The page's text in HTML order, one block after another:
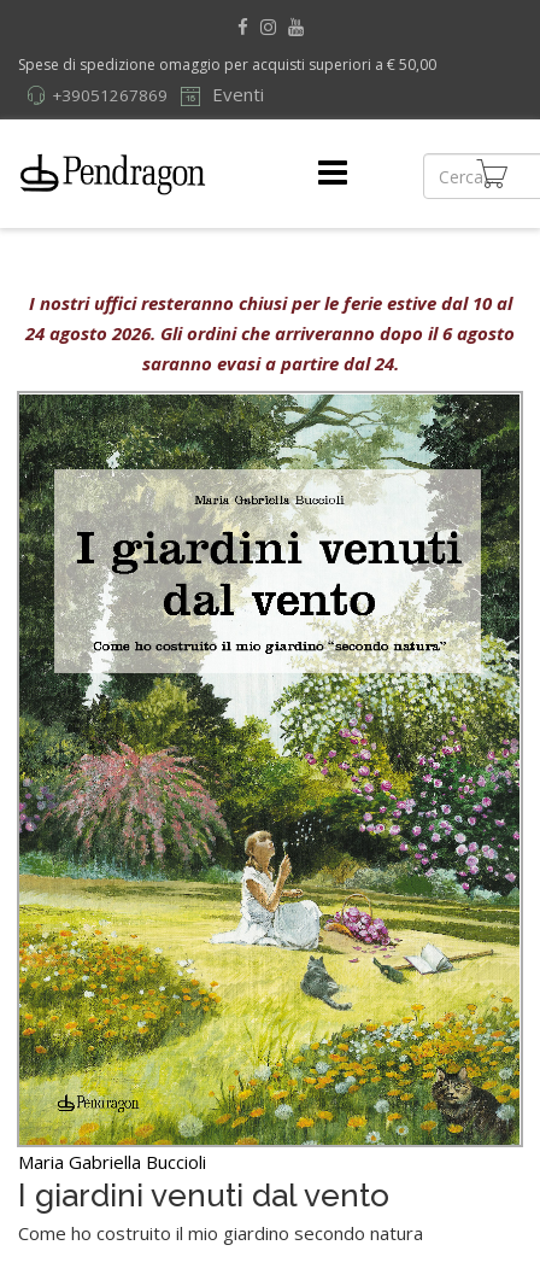
Spese di spedizione omaggio per acquisti superiori a € 50,00
Eventi
+39051267869
I nostri uffici resteranno chiusi per le ferie estive dal 10 al
24 agosto 2026. Gli ordini che arriveranno dopo il 6 agosto
saranno evasi a partire dal 24.
Maria Gabriella Buccioli
I giardini venuti dal vento
Come ho costruito il mio giardino secondo natura